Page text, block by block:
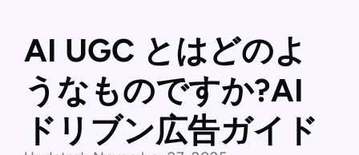
AI UGC とはどのよ
うなものですか?AI
ドリブン広告ガイド